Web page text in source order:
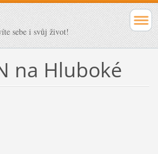
sebe i svůj život!
na Hluboké